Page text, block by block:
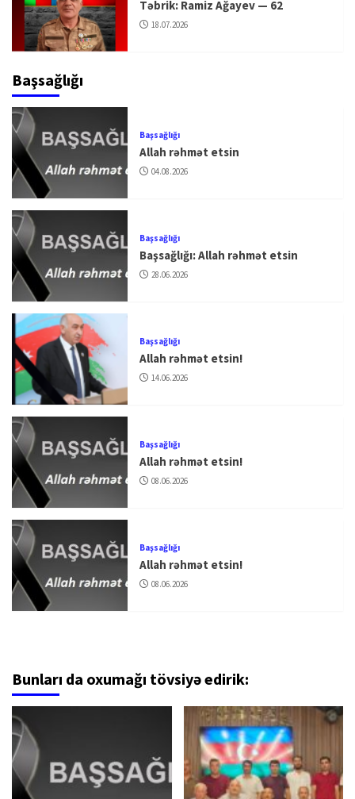
Təbrik: Ramiz Ağayev — 62
18.07.2026
Başsağlığı
Başsağlığı
Allah rəhmət etsin
04.08.2026
Başsağlığı
Başsağlığı: Allah rəhmət etsin
28.06.2026
Başsağlığı
Allah rəhmət etsin!
14.06.2026
Başsağlığı
Allah rəhmət etsin!
08.06.2026
Başsağlığı
Allah rəhmət etsin!
08.06.2026
Bunları da oxumağı tövsiyə edirik: